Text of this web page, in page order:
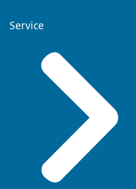
Service